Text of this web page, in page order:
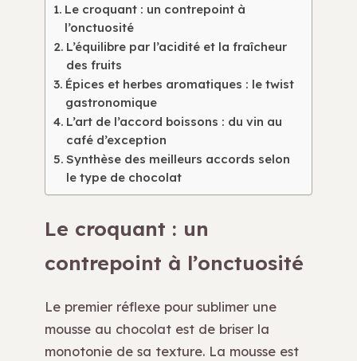
Le croquant : un contrepoint à
l’onctuosité
L’équilibre par l’acidité et la fraîcheur
des fruits
Épices et herbes aromatiques : le twist
gastronomique
L’art de l’accord boissons : du vin au
café d’exception
Synthèse des meilleurs accords selon
le type de chocolat
Le croquant : un
contrepoint à l’onctuosité
Le premier réflexe pour sublimer une
mousse au chocolat est de briser la
monotonie de sa texture. La mousse est